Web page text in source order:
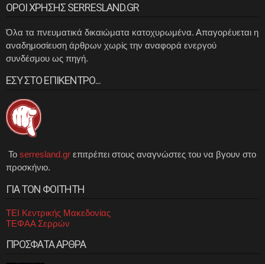
ΟΡΟΙ ΧΡΗΣΗΣ SERRESLAND.GR
Όλα τα πνευματικά δικαιώματα κατοχυρωμένα. Απαγορέυεται η
αναδημοσίευση άρθρων χωρίς την αναφορά ενεργού
συνδέσμου ως πηγή.
ΕΣΥ ΣΤΟ ΕΠΙΚΕΝΤΡΟ...
Το serresland.gr επιτρέπει στους αναγνώστες του να βγουν στο
προσκήνιο.
ΓΙΑ ΤΟΝ ΦΟΙΤΗΤΗ
ΤΕΙ Κεντρικής Μακεδονίας
ΤΕΦΑΑ Σερρών
ΠΡΟΣΦΑΤΑ ΑΡΘΡΑ